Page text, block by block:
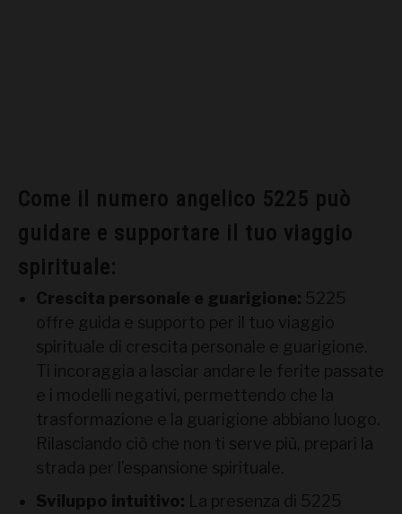
Come il numero angelico 5225 può
guidare e supportare il tuo viaggio
spirituale:
Crescita personale e guarigione: 5225
offre guida e supporto per il tuo viaggio
spirituale di crescita personale e guarigione.
Ti incoraggia a lasciar andare le ferite passate
e i modelli negativi, permettendo che la
trasformazione e la guarigione abbiano luogo.
Rilasciando ciò che non ti serve più, prepari la
strada per l’espansione spirituale.
Sviluppo intuitivo: La presenza di 5225